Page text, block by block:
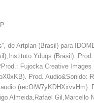
de Artplan (Brasil) para
Yduqs (Brasil).
Fujocka Creative
Prod. Audio&Sonido:
(recOlW7yKDHXxvvHm).
Almeida,Rafael Gil,Marcello